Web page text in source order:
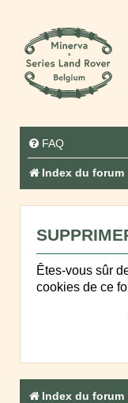
FAQ
Index du forum
Êtes-vous sûr
cookies de ce
Index du forum